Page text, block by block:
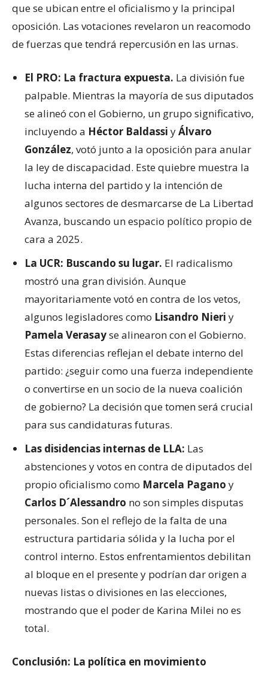
que se ubican entre el oficialismo y la principal
oposición. Las votaciones revelaron un reacomodo
de fuerzas que tendrá repercusión en las urnas.
El PRO: La fractura expuesta. La división fue
palpable. Mientras la mayoría de sus diputados
se alineó con el Gobierno, un grupo significativo,
incluyendo a Héctor Baldassi yÁlvaro
González, votó junto a la oposición para anular
la ley de discapacidad. Este quiebre muestra la
lucha interna del partido y la intención de
algunos sectores de desmarcarse de La Libertad
Avanza, buscando un espacio político propio de
cara a 2025.
La UCR: Buscando su lugar. El radicalismo
mostró una gran división. Aunque
mayoritariamente votó en contra de los vetos,
algunos legisladores como Lisandro Nieri y
Pamela Verasayse alinearon con el Gobierno.
Estas diferencias reflejan el debate interno del
partido: ¿seguir como una fuerza independiente
o convertirse en un socio de la nueva coalición
de gobierno? La decisión que tomen será crucial
para sus candidaturas futuras.
Las disidencias internas de LLA: Las
abstenciones y votos en contra de diputados del
propio oficialismo como Marcela Pagano y
Carlos D´Alessandro no son simples disputas
personales. Son el reflejo de la falta de una
estructura partidaria sólida y la lucha por el
control interno. Estos enfrentamientos debilitan
al bloque en el presente y podrían dar origen a
nuevas listas o divisiones en las elecciones,
mostrando que el poder de Karina Milei no es
total.
Conclusión: La política en movimiento